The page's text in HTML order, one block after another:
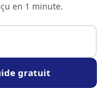
a
et alentours.
en 1 minute.
gratuit